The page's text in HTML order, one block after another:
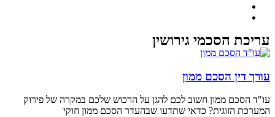
עריכת הסכמי גירושין
עורך דין הסכם ממון
עו"ד הסכם ממון חשוב לכם להגן על הרכוש שלכם במקרה של פירוק
המערכת הזוגית? כדאי שתדעו שבהעדר הסכם ממון חוקי